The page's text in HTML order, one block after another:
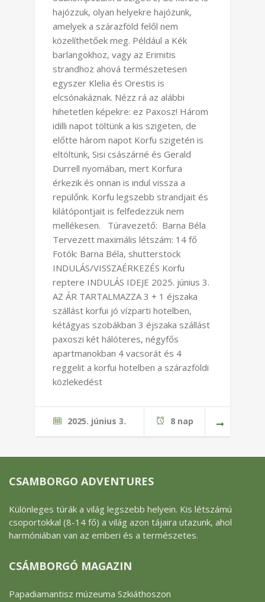
hajózzuk, olyan helyekre hajózunk,
amelyek a szárazföld felől nem
közelíthetőek meg. Például a Kék
barlangokhoz, vagy az Erimitis
strandhoz ahová természetesen
egyszer Klelia és Orestis is
elcsónakáznak. Nézz rá az alábbi
hihetetlen képekre: ez Paxosz! Három
idilli napot töltünk a kis szigeten, de
előtte három napot Korfu szigetén is
eltöltünk, Sisi császárné és Gerald
Durrell nyomában, mert Korfura
érkezik és onnan is indul vissza a
repülőnk. Korfu legszebb strandjait és
kilátópontjait is felfedezzük nem
mellékesen. Túravezető: Barna Béla
Tervezett maximális létszám: 14 fő
Fotók: Barna Béla, shutterstock
INDULÁS/VISSZAÉRKEZÉS Korfu
reptere INDULÁS IDEJE 2025. június 3.
AZ ÁR TARTALMAZZA 3 + 1 éjszaka
szállást korfui jó vízparti hotelben,
kétágyas szobákban 3 éjszaka szállást
paxoszi két hálóteres, négyfős
apartmanokban 4 vacsorát és 4
reggelit a korfui hotelben a szárazföldi
közlekedést
2025. június 3. 8 nap
CSAMBORGO ADVENTURES
Különleges túrák a világ legszebb helyein. Kis létszámú
csoportokkal (8-14 fő) a világ azon tájaira utazunk, ahol
harmóniában van az emberi és a természetes.
CSÁMBORGÓ MAGAZIN
Papadiamantisz múzeuma Szkiáthoszon